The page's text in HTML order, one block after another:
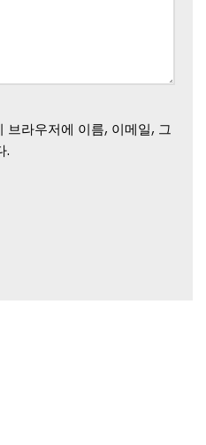
브라우저에 이름, 이메일, 그
.